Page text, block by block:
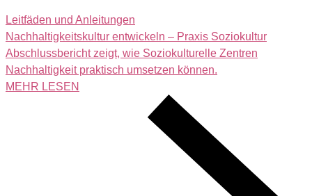
Leitfäden und Anleitungen
Nachhaltigkeitskultur entwickeln – Praxis Soziokultur
Abschlussbericht zeigt, wie Soziokulturelle Zentren
Nachhaltigkeit praktisch umsetzen können.
MEHR LESEN